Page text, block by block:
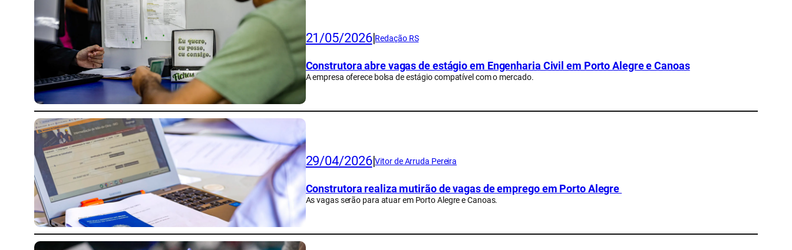
21/05/2026|Redação RS
Construtora abre vagas de estágio em Engenharia Civil em Porto Alegre e Canoas
A empresa oferece bolsa de estágio compatível com o mercado.
29/04/2026|Vitor de Arruda Pereira
Construtora realiza mutirão de vagas de emprego em Porto Alegre
As vagas serão para atuar em Porto Alegre e Canoas.